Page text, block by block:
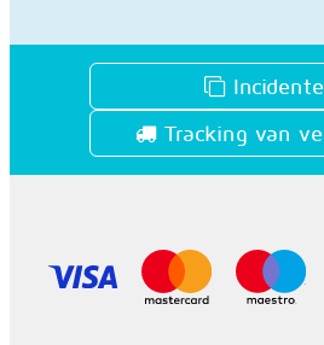
Tracking van